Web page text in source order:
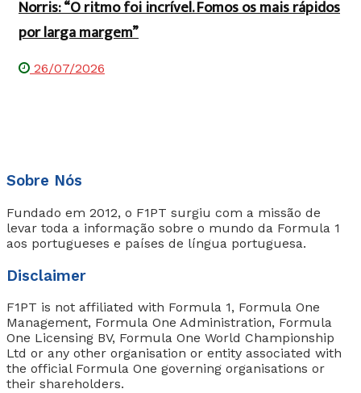
Norris: “O ritmo foi incrível. Fomos os mais rápidos
por larga margem”
26/07/2026
Sobre Nós
Fundado em 2012, o F1PT surgiu com a missão de
levar toda a informação sobre o mundo da Formula 1
aos portugueses e países de língua portuguesa.
Disclaimer
F1PT is not affiliated with Formula 1, Formula One
Management, Formula One Administration, Formula
One Licensing BV, Formula One World Championship
Ltd or any other organisation or entity associated with
the official Formula One governing organisations or
their shareholders.